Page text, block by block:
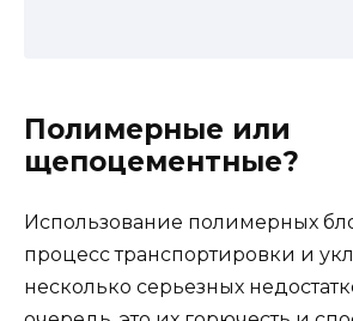
Полимерные или
щепоцементные?
Использование полимерных
процесс транспортировки и
несколько серьезных